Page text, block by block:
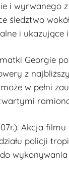
i wyrwanego
śledztwo
i ukazujące
Georgie
z
w pełni
Akcja
policji
wykonywania